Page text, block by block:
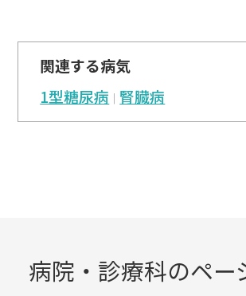
関連する病気
1型糖尿病 腎臓病
病院・診療科のペー